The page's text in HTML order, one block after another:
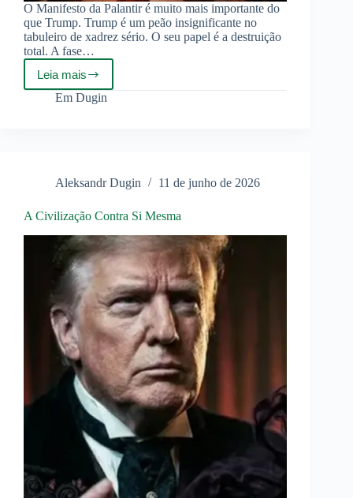
O Manifesto da Palantir é muito mais importante do
que Trump. Trump é um peão insignificante no
tabuleiro de xadrez sério. O seu papel é a destruição
total. A fase…
Leia mais
Além
de
Trump:
Tecno-
Em Dugin
Aleksandr Dugin 11 de junho de 2026
A Civilização Contra Si Mesma